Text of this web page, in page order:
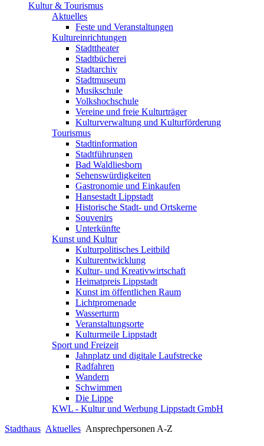
Kultur & Tourismus
Aktuelles
Feste und Veranstaltungen
Kultureinrichtungen
Stadttheater
Stadtbücherei
Stadtarchiv
Stadtmuseum
Musikschule
Volkshochschule
Vereine und freie Kulturträger
Kulturverwaltung und Kulturförderung
Tourismus
Stadtinformation
Stadtführungen
Bad Waldliesborn
Sehenswürdigkeiten
Gastronomie und Einkaufen
Hansestadt Lippstadt
Historische Stadt- und Ortskerne
Souvenirs
Unterkünfte
Kunst und Kultur
Kulturpolitisches Leitbild
Kulturentwicklung
Kultur- und Kreativwirtschaft
Heimatpreis Lippstadt
Kunst im öffentlichen Raum
Lichtpromenade
Wasserturm
Veranstaltungsorte
Kulturmeile Lippstadt
Sport und Freizeit
Jahnplatz und digitale Laufstrecke
Radfahren
Wandern
Schwimmen
Die Lippe
KWL - Kultur und Werbung Lippstadt GmbH
Stadthaus Aktuelles Ansprechpersonen A-Z